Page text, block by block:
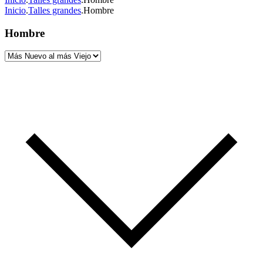
Inicio.Talles grandes.Hombre
Hombre